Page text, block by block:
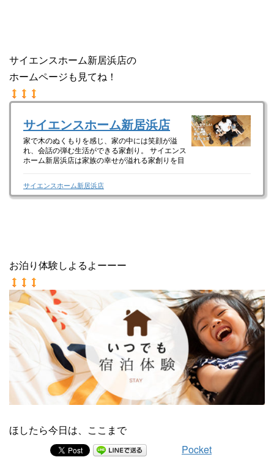
サイエンスホーム新居浜店の
ホームページも見てね！
サイエンスホーム新居浜店
家で木のぬくもりを感じ、家の中には笑顔が溢
れ、会話の弾む生活ができる家創り。 サイエンス
ホーム新居浜店は家族の幸せが溢れる家創りを目
サイエンスホーム新居浜店
お泊り体験しよるよーーー
ほしたら今日は、ここまで
Pocket